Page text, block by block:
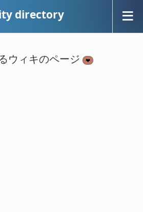
directory
ウィキのページ ❤